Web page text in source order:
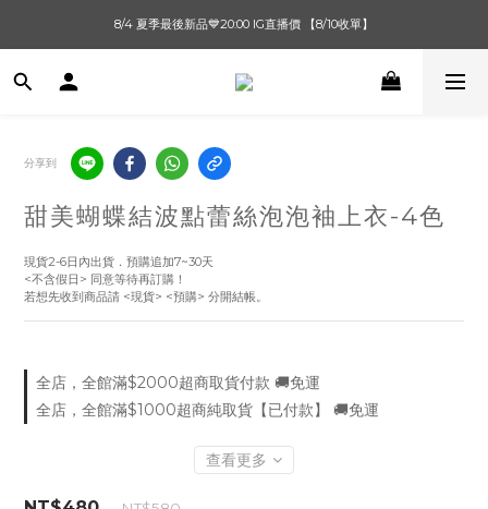
單筆滿$1000【先付款】 / 滿$2000【超取付款】 🚚免運費
8/4 夏季最後新品💙20:00 IG直播價 【8/10收單】
單筆滿$1000【先付款】 / 滿$2000【超取付款】 🚚免運費
分享到
甜美蝴蝶結波點蕾絲泡泡袖上衣-4色
現貨2-6日內出貨．預購追加7~30天
<不含假日> 同意等待再訂購！
若想先收到商品請 <現貨> <預購> 分開結帳。
全店，全館滿$2000超商取貨付款 🚚免運
全店，全館滿$1000超商純取貨【已付款】 🚚免運
查看更多